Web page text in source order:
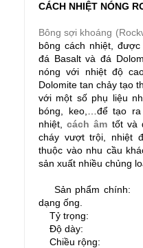
CÁCH NHIỆT NÓNG
Bông sợi khoáng
bông cách nhiệt,
đá Basalt và đá
nóng với nhiệt độ
Dolomite tan chảy tạo
với một số phụ liệu
bóng, keo,…để tạo
nhiệt,
cách âm tốt và
cháy vượt trội, nhiệt
thuộc vào nhu cầu
sản xuất nhiều chủng
Sản phẩm chính:
dạng ống.
Tỷ trọng: 40 –
Độ dày: 25 –
Chiều rộng: